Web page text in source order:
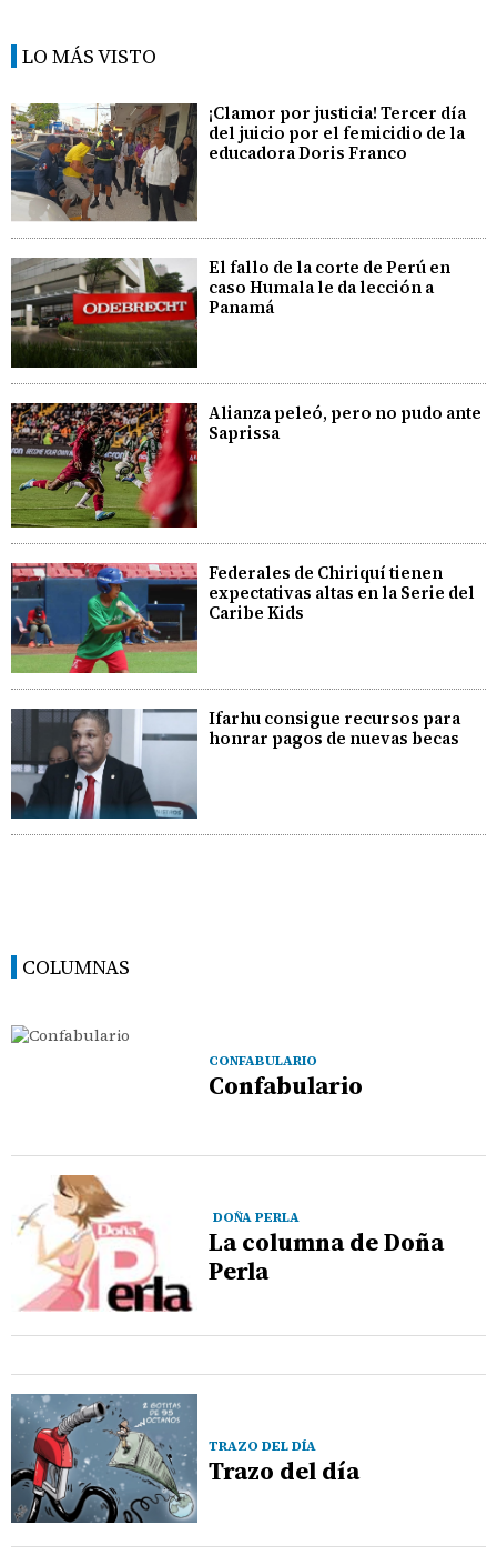
LO MÁS VISTO
¡Clamor por justicia! Tercer día
del juicio por el femicidio de la
educadora Doris Franco
El fallo de la corte de Perú en
caso Humala le da lección a
Panamá
Alianza peleó, pero no pudo ante
Saprissa
Federales de Chiriquí tienen
expectativas altas en la Serie del
Caribe Kids
Ifarhu consigue recursos para
honrar pagos de nuevas becas
COLUMNAS
CONFABULARIO
Confabulario
DOÑA PERLA
La columna de Doña
Perla
TRAZO DEL DÍA
Trazo del día